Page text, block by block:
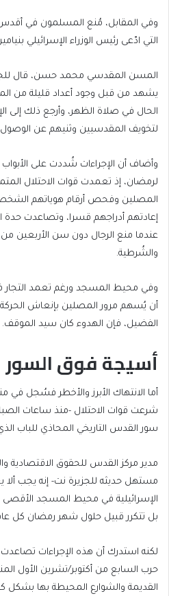
وفي المقابل، مُنع المسلمون في
التي ادّعى رئيس الوزراء الإسرائيلي
المسن المقدسي محمد حسن، قال
يشهد من قبل وجود أعداد قليلة من
الحال في صلاة الظهر، وأرجع ذلك إلى
لتخويف المقدسيين وثنيهم عن الوصول
وأضاف أن الإجراءات شُددت على
لرمضان، إذ تعمدت قوات الاحتلال
المصلين وفحص أرقام هوياتهم
إعادتهم أدراجهم قسرا، وتصاعدت حدة
عندما منع الرجال دون سن الأربعين من
والشُرطية.
وفي محيط المسجد ورغم تعمد التجار
أن يُسهم مرور المصلين بإنعاش
الفضيل، فإن الهدوء كان سيد الموقف.
أسيجة فوق السور
أما الانتهاك الأبرز والأخطر فسُجل في
شرعت قوات الاحتلال -منذ ساعات
سور القدس التاريخي المحاذي للباب
مدير مركز القدس للحقوق الاقتصادية
مستهل حديثه للجزيرة نت- إنه يجب ألا
الإسرائيلية في محيط المسجد الأقصى
بل تتكرر قبيل حلول شهر رمضان كل
لكنه استدرك أن هذه الإجراءات
حرب السابع من أكتوبر/تشرين الأول
القديمة والشوارع المحيطة بها